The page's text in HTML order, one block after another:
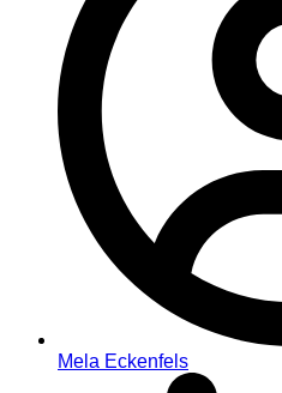
Mela Eckenfels